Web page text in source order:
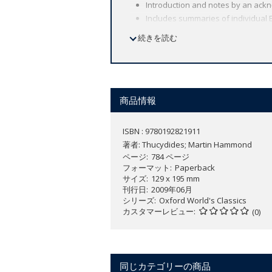
Introduction and notes by an
Includes summaries of individual
Comprehensive analytical index.
Ten maps.
Such was Macaulay's verdict on
ended in the fall of Athens.
penetrating analysis of the nature of
Of his own work Thucydides wrote: 'I
happened - and, such is the human
has proved. Of the prose writers of
This new edition combines a
続きを読む
商品情報
ISBN : 9780192821911
著者: Thucydides; Martin Hammond
ページ 784 ページ
フォーマット
Paperback
サイズ 129 x 195 mm
刊行日 2009年06月
シリーズ Oxford World's Classics
カスタマーレビュー
(0)
同じカテゴリーの商品